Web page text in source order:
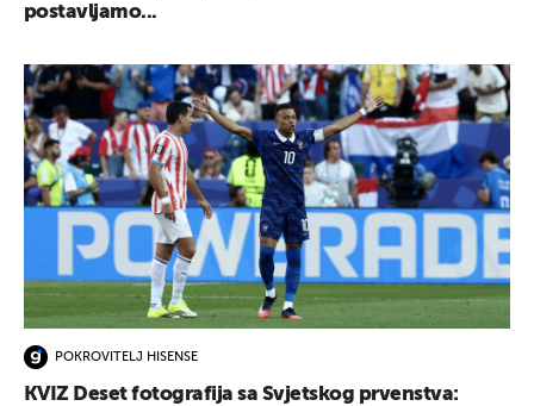
postavljamo...
POKROVITELJ HISENSE
KVIZ Deset fotografija sa Svjetskog prvenstva: